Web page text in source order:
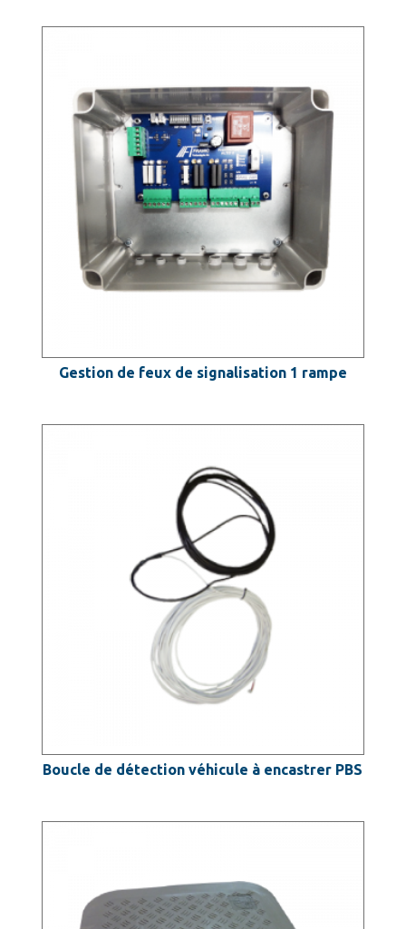
Gestion de feux de signalisation 1 rampe
Boucle de détection véhicule à encastrer PBS